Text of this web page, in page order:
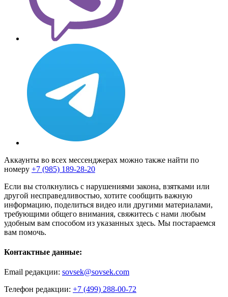
Аккаунты во всех мессенджерах можно также найти по
номеру +7 (985) 189-28-20
Если вы столкнулись с нарушениями закона, взятками или
другой несправедливостью, хотите сообщить важную
информацию, поделиться видео или другими материалами,
требующими общего внимания, свяжитесь с нами любым
удобным вам способом из указанных здесь. Мы постараемся
вам помочь.
Контактные данные:
Email редакции: sovsek@sovsek.com
Телефон редакции: +7 (499) 288-00-72